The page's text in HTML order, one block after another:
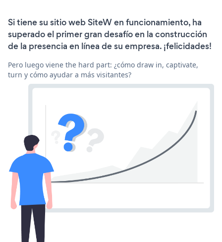
Si tiene su sitio web SiteW en funcionamiento, ha
superado el primer gran desafío en la construcción
de la presencia en línea de su empresa. ¡felicidades!
Pero luego viene the hard part: ¿cómo draw in, captivate,
turn y cómo ayudar a más visitantes?